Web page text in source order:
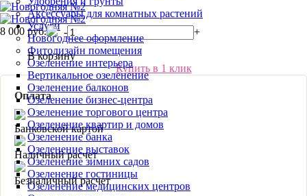
Аксессуары для комнатных растений
Услуги
Новогоднее оформление
Фитодизайн помещения
Озеленение интерьера
Вертикальное озеленение
Озеленение балконов
Озеленение бизнес-центра
Озеленение торгового центра
Озеленение квартир и домов
Озеленение банка
Озеленение выставок
Озеленение зимних садов
Озеленение гостиницы
Озеленение медицинских центров
8 000 руб. - +
В корзину
Купить в 1 клик
Оплата
Банковской картой
Наличный расчет
Безналичный расчет